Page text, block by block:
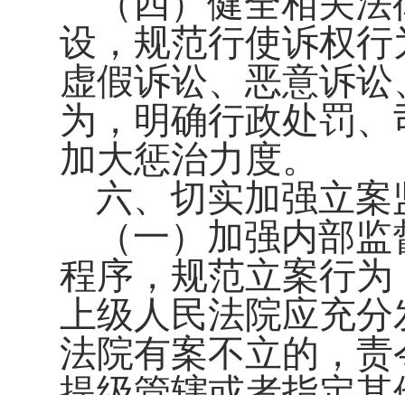
设，规范行使诉权
虚假诉讼、恶意诉
为，明确行政处罚
加大惩治力度。
六、切实加强立案
（一）加强内部
程序，规范立案行
上级人民法院应充
法院有案不立的，